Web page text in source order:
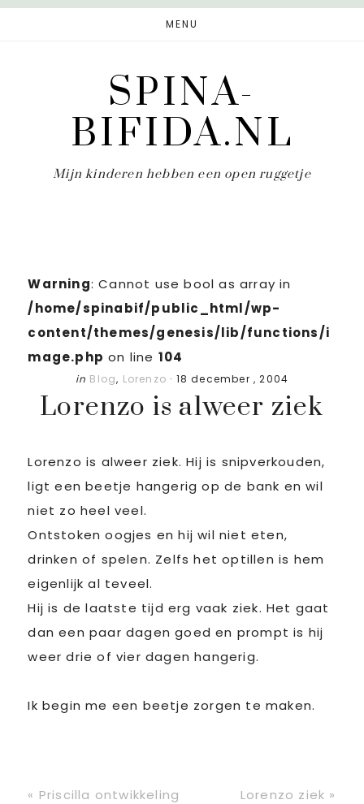
Door
Spring
MENU
SPINA-
BIFIDA.NL
Mijn kinderen hebben een open ruggetje
Warning: Cannot use bool as array in
/home/spinabif/public_html/wp-
content/themes/genesis/lib/functions/i
mage.php on line 104
in Blog, Lorenzo · 18 december , 2004
Lorenzo is alweer ziek
Lorenzo is alweer ziek. Hij is snipverkouden,
ligt een beetje hangerig op de bank en wil
niet zo heel veel.
Ontstoken oogjes en hij wil niet eten,
drinken of spelen. Zelfs het optillen is hem
eigenlijk al teveel.
Hij is de laatste tijd erg vaak ziek. Het gaat
dan een paar dagen goed en prompt is hij
weer drie of vier dagen hangerig.
Ik begin me een beetje zorgen te maken.
Vorig
« Priscilla ontwikkeling
Volgend
Lorenzo ziek »